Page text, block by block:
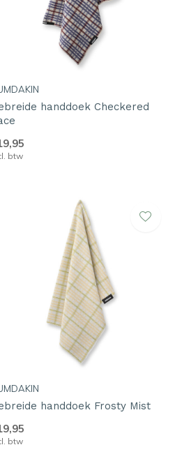
handdoek Checkered
btw
handdoek Frosty Mist
btw